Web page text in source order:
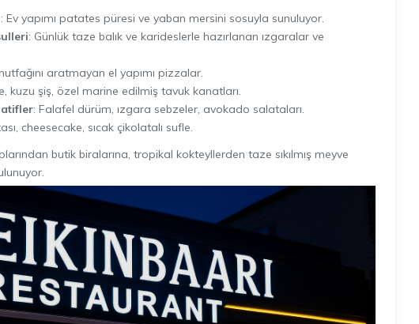
: Ev yapımı patates püresi ve yaban mersini sosuyla sunuluyor.
: Günlük taze balık ve karideslerle hazırlanan ızgaralar ve
aratmayan el yapımı pizzalar.
kuzu şiş, özel marine edilmiş tavuk kanatları.
: Falafel dürüm, ızgara sebzeler, avokado salataları.
cheesecake, sıcak çikolatalı sufle.
butik biralarına, tropikal kokteyllerden taze sıkılmış meyve